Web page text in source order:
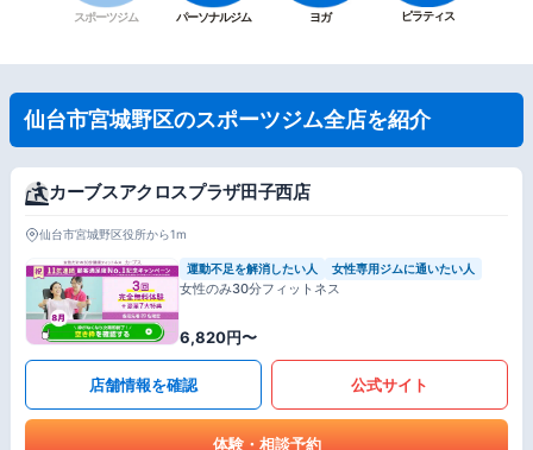
スポーツジム パーソナルジム ヨガ ピラティス
仙台市宮城野区のスポーツジム全店を紹介
カーブスアクロスプラザ田子西店
仙台市宮城野区役所から1m
運動不足を解消したい人 女性専用ジムに通いたい人
女性のみ30分フィットネス
6,820円〜
店舗情報を確認 公式サイト
体験・相談予約